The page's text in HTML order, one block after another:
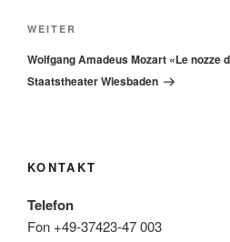
Nächster
Beitrag
WEITER
Wolfgang Amadeus Mozart «Le nozze
Staatstheater Wiesbaden
KONTAKT
Telefon
Fon +49-37423-47 003